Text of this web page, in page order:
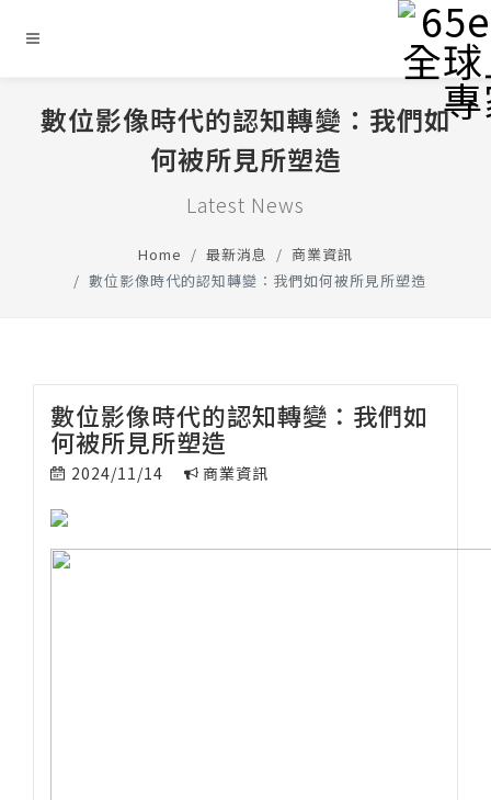
數位影像時代的認知轉變：我們如
何被所見所塑造
Latest News
Home 最新消息
商業資訊
數位影像時代的認知轉變：我們如何被所見所塑造
數位影像時代的認知轉變：我們如
何被所見所塑造
2024/11/14 商業資訊